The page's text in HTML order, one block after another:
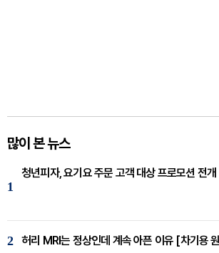
많이 본 뉴스
1
청년피자, 요기요 주문 고객 대상 프로모션 전개
2 허리 MRI는 정상인데 계속 아픈 이유 [차기용